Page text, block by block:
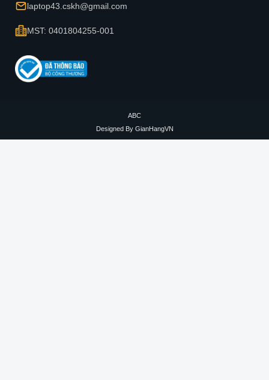
laptop43.cskh@gmail.com
MST: 0401804255-001
ABC
Designed By GianHangVN